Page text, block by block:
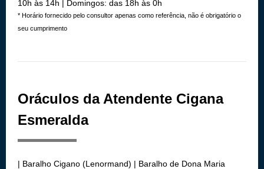
10h às 14h | Domingos: das 18h às 0h
* Horário fornecido pelo consultor apenas como referência, não é obrigatório o
seu cumprimento
Oráculos da Atendente Cigana
Esmeralda
| Baralho Cigano (Lenormand) | Baralho de Dona Maria